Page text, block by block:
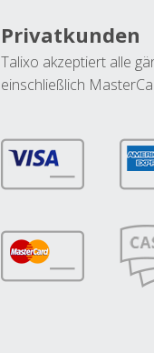
Privatkunden
Talixo akzeptiert alle
einschließlich